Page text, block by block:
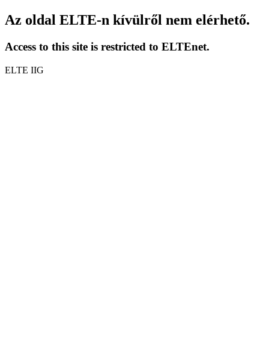
Az oldal ELTE-n kívülről nem elérhető.
Access to this site is restricted to ELTEnet.
ELTE IIG